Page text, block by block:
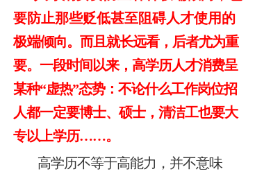
要防止那些贬低甚至阻碍人才使用的
极端倾向。而且就长远看，后者尤为重
要。 一段时间以来，高学历人才消费呈
某种“虚热”态势：不论什么工作岗位招
人都一定要博士、硕士，清洁工也要大
专以上学历……。
高学历不等于高能力，并不意味